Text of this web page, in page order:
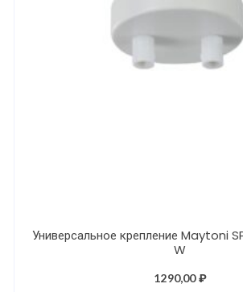
Универсальное крепление Maytoni
W
1290,00₽